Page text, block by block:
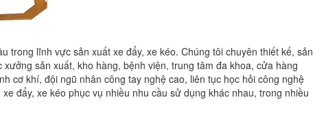
trong lĩnh vực sản xuất xe đẩy, xe kéo. Chúng tôi chuyên thiết kế, sản
sản xuất, kho hàng, bệnh viện, trung tâm đa khoa, cửa hàng
cơ khí, đội ngũ nhân công tay nghệ cao, liên tục học hỏi công nghệ
đẩy, xe kéo phục vụ nhiều nhu cầu sử dụng khác nhau, trong nhiều